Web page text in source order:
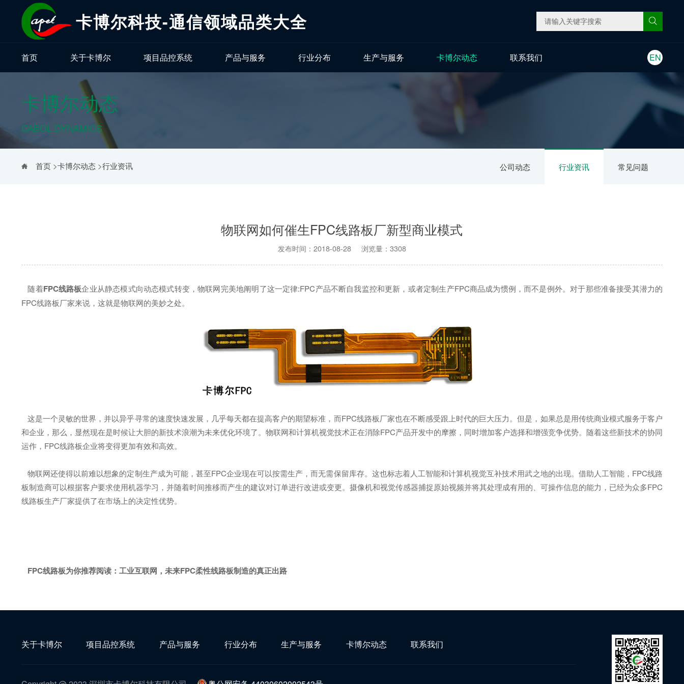
卡博尔科技-通信领域品类大全
首页 关于卡博尔 项目品控系统 产品与服务 行业分布 生产与服务 卡博尔动态 联系我们 EN
卡博尔动态
CABOL DYNAMICS
公司动态 行业资讯 常见问题
首页>卡博尔动态>行业资讯
物联网如何催生FPC线路板厂新型商业模式
发布时间：2018-08-28 浏览量：3308
随着FPC线路板企业从静态模式向动态模式转变，物联网完美地阐明了这一定律:FPC产品不断自我监控和更新，或者定制生产FPC商品成为惯例，而不是例外。对于那些准备接受其潜力的
FPC线路板厂家来说，这就是物联网的美妙之处。
这是一个灵敏的世界，并以异乎寻常的速度快速发展，几乎每天都在提高客户的期望标准，而FPC线路板厂家也在不断感受跟上时代的巨大压力。但是，如果总是用传统商业模式服务于客户
和企业，那么，显然现在是时候让大胆的新技术浪潮为未来优化环境了。物联网和计算机视觉技术正在消除FPC产品开发中的摩擦，同时增加客户选择和增强竞争优势。随着这些新技术的协同
运作，FPC线路板企业将变得更加有效和高效。
物联网还使得以前难以想象的定制生产成为可能，甚至FPC企业现在可以按需生产，而无需保留库存。这也标志着人工智能和计算机视觉互补技术用武之地的出现。借助人工智能，FPC线路
板制造商可以根据客户要求使用机器学习，并随着时间推移而产生的建议对订单进行改进或变更。摄像机和视觉传感器捕捉原始视频并将其处理成有用的、可操作信息的能力，已经为众多FPC
线路板生产厂家提供了在市场上的决定性优势。
FPC线路板为你推荐阅读： 工业互联网，未来FPC柔性线路板制造的真正出路
关于卡博尔 项目品控系统 产品与服务 行业分布 生产与服务 卡博尔动态 联系我们